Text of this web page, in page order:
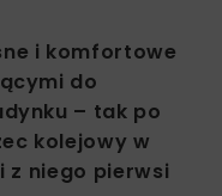
i komfortowe
do
– tak po
kolejowy w
z niego pierwsi